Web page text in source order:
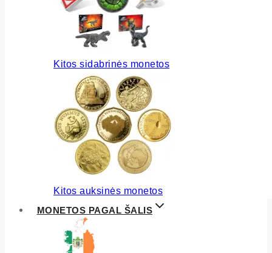
Kitos sidabrinės monetos
Kitos auksinės monetos
MONETOS PAGAL ŠALIS